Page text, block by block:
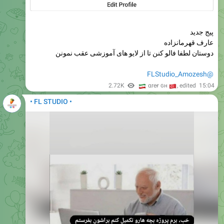
پیج جدید
عارف قهرمانزاده
دوستان لطفا فالو کنن تا از لایو های آموزشی عقب نمونن
@FLStudio_Amozesh
2.72K αreғ ɢн , edited 15:04
• FL STUDIO •